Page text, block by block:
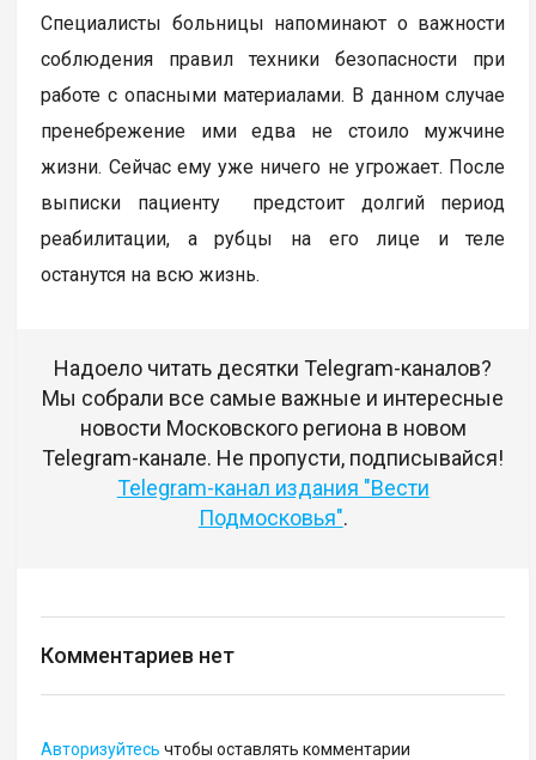
Специалисты больницы напоминают о важности
соблюдения правил техники безопасности при
работе с опасными материалами. В данном случае
пренебрежение ими едва не стоило мужчине
жизни. Сейчас ему уже ничего не угрожает. После
выписки пациенту предстоит долгий период
реабилитации, а рубцы на его лице и теле
останутся на всю жизнь.
Надоело читать десятки Telegram-каналов?
Мы собрали все самые важные и интересные
новости Московского региона в новом
Telegram-канале. Не пропусти, подписывайся!
Telegram-канал издания "Вести
Подмосковья".
Комментариев нет
Авторизуйтесь чтобы оставлять комментарии